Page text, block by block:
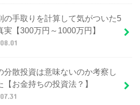
の手取りを計算して気がついた5
実【300万円～1000万円】
分散投資は意味ないのか考察し
【お金持ちの投資法？】